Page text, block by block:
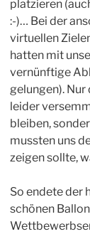
platzieren
:-)… Bei der
virtuellen
hatten mit
vernünftige
gelungen).
leider
bleiben,
mussten uns
zeigen sollte,
So endete der
schönen